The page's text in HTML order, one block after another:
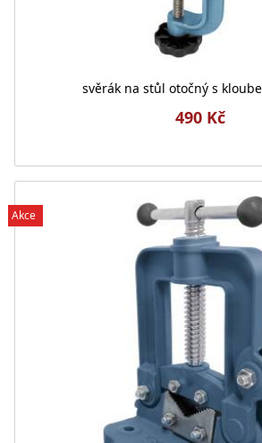
svěrák na stůl otočný s
490 Kč
Akce